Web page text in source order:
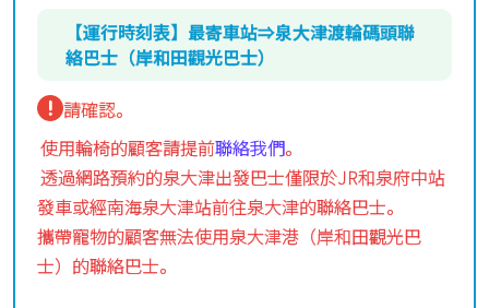
【運行時刻表】最寄車站⇒泉大津渡輪碼頭聯
絡巴士（岸和田觀光巴士）
請確認。
使用輪椅的顧客請提前聯絡我們。
透過網路預約的泉大津出發巴士僅限於JR和泉府中站
發車或經南海泉大津站前往泉大津的聯絡巴士。
攜帶寵物的顧客無法使用泉大津港（岸和田觀光巴
士）的聯絡巴士。